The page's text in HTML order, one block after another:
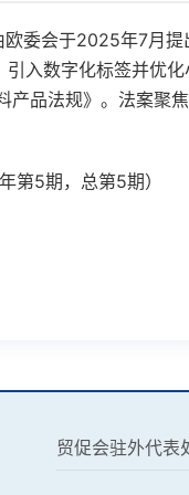
欧委会于2025年7月提
入数字化标签并优
产品法规》。法案聚
第5期，总第5期）
贸促会驻外代表